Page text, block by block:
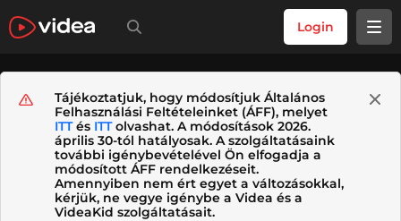
Login
Tájékoztatjuk, hogy módosítjuk Általános
Felhasználási Feltételeinket (ÁFF), melyet
ITTés ITTolvashat. A módosítások 2026.
április 30-tól hatályosak. A szolgáltatásaink
további igénybevételével Ön elfogadja a
módosított ÁFF rendelkezéseit.
Amennyiben nem ért egyet a változásokkal,
kérjük, ne vegye igénybe a Videa és a
VideaKid szolgáltatásait.